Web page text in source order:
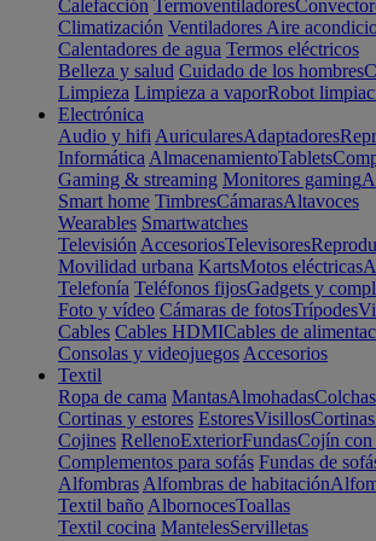
Calefacción Termoventiladores
Climatización Ventiladores Aire
Calentadores de agua Termos eléctricos
Belleza y salud Cuidado de los hombres
Limpieza Limpieza a vaporRobot
Electrónica
Audio y hifi AuricularesAdaptadores
Informática AlmacenamientoTablets
Gaming & streaming Monitores gaming
Smart home TimbresCámarasAltavoces
Wearables Smartwatches
Televisión AccesoriosTelevisores
Movilidad urbana KartsMotos eléctricas
Telefonía Teléfonos fijosGadgets y
Foto y vídeo Cámaras de fotosTrípodes
Cables Cables HDMICables de
Consolas y videojuegos Accesorios
Textil
Ropa de cama MantasAlmohadasColchas
Cortinas y estores EstoresVisillosCortinas
Cojines RellenoExteriorFundasCojín con
Complementos para sofás Fundas de
Alfombras Alfombras de habitación
Textil baño AlbornocesToallas
Textil cocina MantelesServilletas